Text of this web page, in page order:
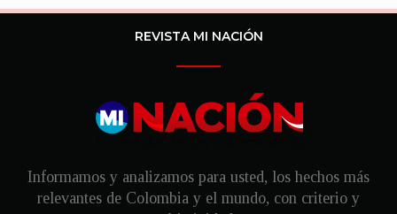
REVISTA MI NACIÓN
Informamos y analizamos para usted, los hechos más
relevantes de Colombia y el mundo, con criterio y